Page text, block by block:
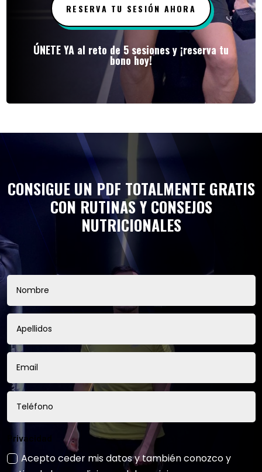
RESERVA TU SESIÓN AHORA
ÚNETE YA al reto de 5 sesiones y ¡reserva tu
bono hoy!
CONSIGUE UN PDF TOTALMENTE GRATIS
CON RUTINAS Y CONSEJOS
NUTRICIONALES
Privacidad
Acepto ceder mis datos y también conozco y